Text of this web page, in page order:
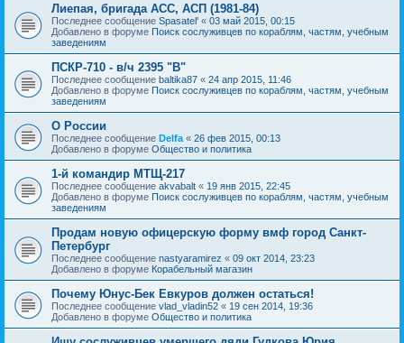
Лиепая, бригада АСС, АСП (1981-84)
Последнее сообщение Spasatel' « 03 май 2015, 00:15
Добавлено в форуме Поиск сослуживцев по кораблям, частям, учебным
заведениям
ПСКР-710 - в/ч 2395 "В"
Последнее сообщение baltika87 « 24 апр 2015, 11:46
Добавлено в форуме Поиск сослуживцев по кораблям, частям, учебным
заведениям
О России
Последнее сообщение Delfa « 26 фев 2015, 00:13
Добавлено в форуме Общество и политика
1-й командир МТЩ-217
Последнее сообщение akvabalt « 19 янв 2015, 22:45
Добавлено в форуме Поиск сослуживцев по кораблям, частям, учебным
заведениям
Продам новую офицерскую форму вмф город Санкт-
Петербург
Последнее сообщение nastyaramirez « 09 окт 2014, 23:23
Добавлено в форуме Корабельный магазин
Почему Юнус-Бек Евкуров должен остаться!
Последнее сообщение vlad_vladin52 « 19 сен 2014, 19:36
Добавлено в форуме Общество и политика